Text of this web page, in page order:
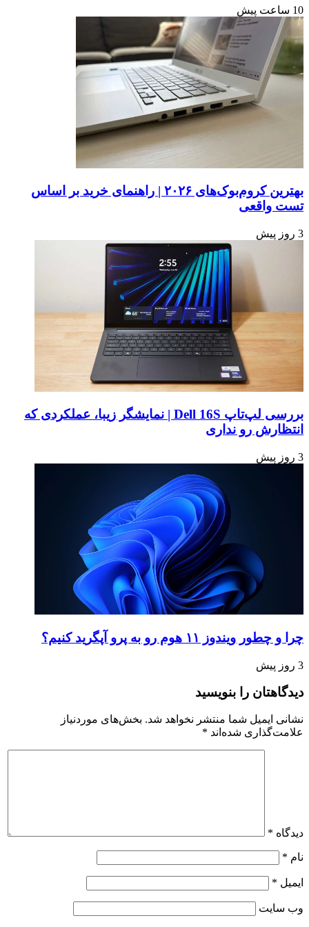
10 ساعت پیش
بهترین کروم‌بوک‌های ۲۰۲۶ | راهنمای خرید بر اساس
تست واقعی
3 روز پیش
بررسی لپ‌تاپ Dell 16S | نمایشگر زیبا، عملکردی که
انتظارش رو نداری
3 روز پیش
چرا و چطور ویندوز ۱۱ هوم رو به پرو آپگرید کنیم؟
3 روز پیش
دیدگاهتان را بنویسید
نشانی ایمیل شما منتشر نخواهد شد. بخش‌های موردنیاز
علامت‌گذاری شده‌اند *
دیدگاه *
نام *
ایمیل *
وب‌ سایت